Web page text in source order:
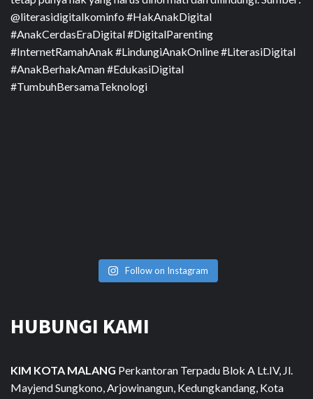
Follow on Instagram
HUBUNGI KAMI
KIM KOTA MALANG Perkantoran Terpadu Blok A Lt.IV, Jl.
Mayjend Sungkono, Arjowinangun, Kedungkandang, Kota